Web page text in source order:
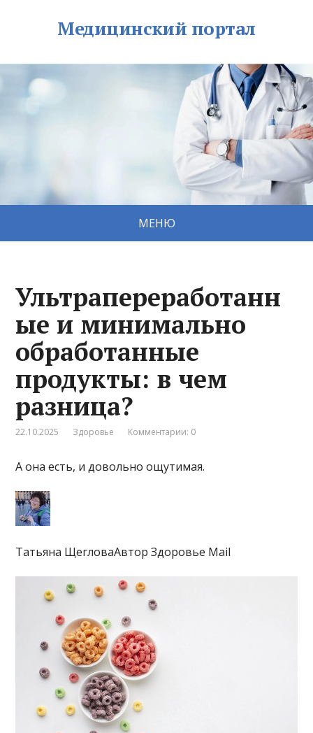
Медицинский портал
МЕНЮ
Ультрапереработанн
ые и минимально
обработанные
продукты: в чем
разница?
22.10.2025 Здоровье Комментарии: 0
А она есть, и довольно ощутимая.
Татьяна ЩегловаАвтор Здоровье Mail